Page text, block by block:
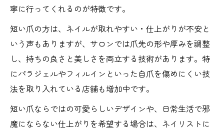
寧に行ってくれるのが特徴です。
短い爪の方は、ネイルが取れやすい・仕上がりが不安と
いう声もありますが、サロンでは爪先の形や厚みを調整
し、持ちの良さと美しさを両立する技術があります。特
にパラジェルやフィルインといった自爪を傷めにくい技
法を取り入れている店舗も増加中です。
短い爪ならではの可愛らしいデザインや、日常生活で邪
魔にならない仕上がりを希望する場合は、ネイリストに